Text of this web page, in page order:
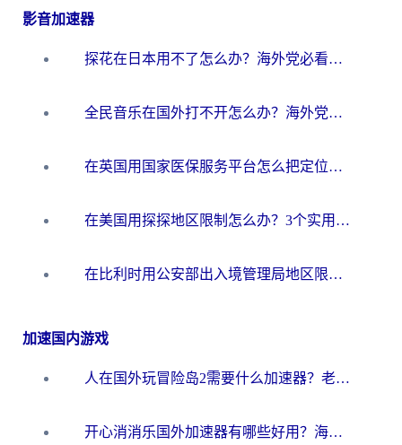
影音加速器
探花在日本用不了怎么办？海外党必看的回国加速解决方案（附多场景实测）
全民音乐在国外打不开怎么办？海外党亲测有效的回国加速方案
在英国用国家医保服务平台怎么把定位修改到中国国内？海外党必看的解决指南（附腾讯视频伊对可用方法）
在美国用探探地区限制怎么办？3个实用技巧帮你搞定（附咪咕豆瓣音乐限制破解法）
在比利时用公安部出入境管理局地区限制怎么办？3步搞定+欧洲杯观赛&香港购物指南
加速国内游戏
人在国外玩冒险岛2需要什么加速器？老玩家亲测有效的选择指南
开心消消乐国外加速器有哪些好用？海外党亲测不踩坑指南（附塔瑞斯世界Online流畅技巧）